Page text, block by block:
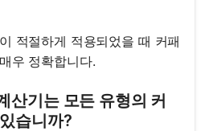
적절하게 적용되었을 때 커패
우 정확합니다.
산기는 모든 유형의 커
습니까?